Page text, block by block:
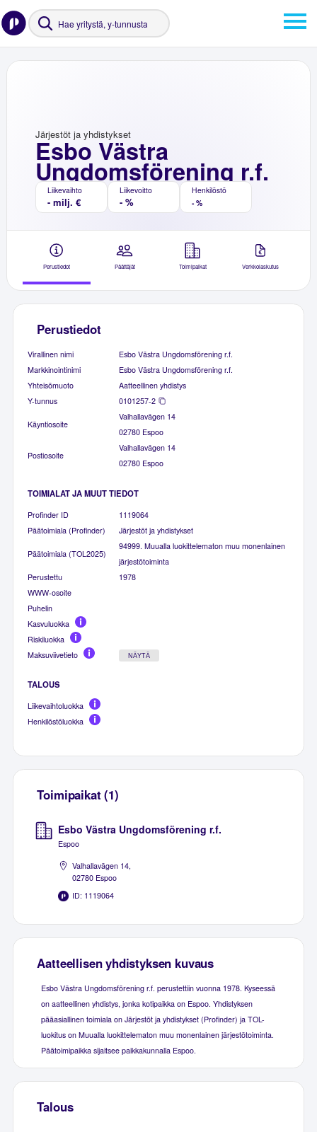
Esbo Västra
Ungdomsförening r.f.
Järjestöt ja yhdistykset
Liikevaihto
- milj. €
Liikevoitto
- %
Henkilöstö
- %
Perustiedot Päättäjät Toimipaikat Verkkolaskutus
Perustiedot
Virallinen nimi
Esbo Västra Ungdomsförening r.f.
Markkinointinimi
Esbo Västra Ungdomsförening r.f.
Yhteisömuoto
Aatteellinen yhdistys
Y-tunnus
0101257-2
Käyntiosoite
Valhallavägen 14
02780 Espoo
Postiosoite
Valhallavägen 14
02780 Espoo
TOIMIALAT JA MUUT TIEDOT
Profinder ID
1119064
Päätoimiala (Profinder)
Järjestöt ja yhdistykset
Päätoimiala (TOL2025)
94999. Muualla luokittelematon muu monenlainen
järjestötoiminta
Perustettu
1978
WWW-osoite
Puhelin
Kasvuluokka
Riskiluokka
Maksuviivetieto
NÄYTÄ
TALOUS
Liikevaihtoluokka
Henkilöstöluokka
Toimipaikat (1)
Esbo Västra Ungdomsförening r.f.
Espoo
Valhallavägen 14,
02780 Espoo
ID: 1119064
Aatteellisen yhdistyksen kuvaus
Esbo Västra Ungdomsförening r.f. perustettiin vuonna 1978. Kyseessä
on aatteellinen yhdistys, jonka kotipaikka on Espoo. Yhdistyksen
pääasiallinen toimiala on Järjestöt ja yhdistykset (Profinder) ja TOL-
luokitus on Muualla luokittelematon muu monenlainen järjestötoiminta.
Päätoimipaikka sijaitsee paikkakunnalla Espoo.
Talous